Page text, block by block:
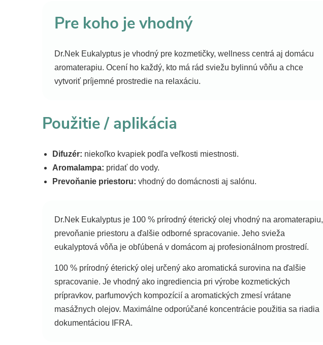
Pre koho je vhodný
Dr.Nek Eukalyptus je vhodný pre kozmetičky, wellness centrá aj domácu
aromaterapiu. Ocení ho každý, kto má rád sviežu bylinnú vôňu a chce
vytvoriť príjemné prostredie na relaxáciu.
Použitie / aplikácia
Difuzér: niekoľko kvapiek podľa veľkosti miestnosti.
Aromalampa: pridať do vody.
Prevoňanie priestoru: vhodný do domácnosti aj salónu.
Dr.Nek Eukalyptus je 100 % prírodný éterický olej vhodný na aromaterapiu,
prevoňanie priestoru a ďalšie odborné spracovanie. Jeho svieža
eukalyptová vôňa je obľúbená v domácom aj profesionálnom prostredí.
100 % prírodný éterický olej určený ako aromatická surovina na ďalšie
spracovanie. Je vhodný ako ingrediencia pri výrobe kozmetických
prípravkov, parfumových kompozícií a aromatických zmesí vrátane
masážnych olejov. Maximálne odporúčané koncentrácie použitia sa riadia
dokumentáciou IFRA.